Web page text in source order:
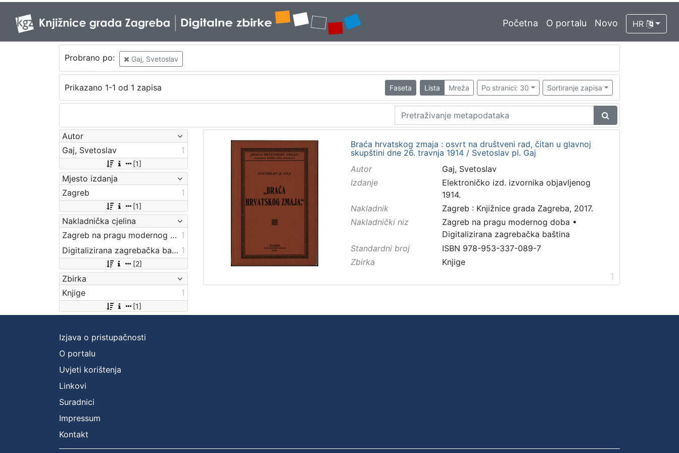
Početna O portalu Novo HR
Probrano po: Gaj, Svetoslav
Prikazano 1-1 od 1 zapisa Faseta Lista Mreža Po stranici: 30 Sortiranje zapisa
Autor
Gaj, Svetoslav
1
[1]
Mjesto izdanja
Zagreb
1
[1]
Nakladnička cjelina
Zagreb na pragu modernog doba 1
Digitalizirana zagrebačka baština 1
[2]
Zbirka
Knjige
1
[1]
Braća hrvatskog zmaja : osvrt na društveni rad, čitan u glavnoj
skupštini dne 26. travnja 1914 / Svetoslav pl. Gaj
Autor
Gaj, Svetoslav
Izdanje
Elektroničko izd. izvornika objavljenog
1914.
Nakladnik
Zagreb : Knjižnice grada Zagreba, 2017.
Nakladnički niz
Zagreb na pragu modernog doba •
Digitalizirana zagrebačka baština
Standardni broj
ISBN 978-953-337-089-7
Zbirka
Knjige
1
Izjava o pristupačnosti
O portalu
Uvjeti korištenja
Linkovi
Suradnici
Impressum
Kontakt